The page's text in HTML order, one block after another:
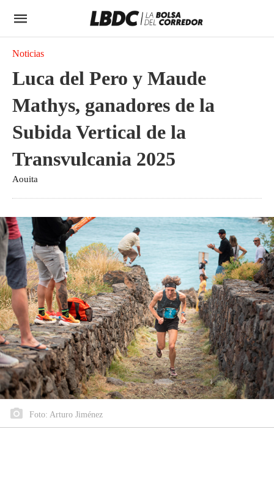
Noticias
Luca del Pero y Maude
Mathys, ganadores de la
Subida Vertical de la
Transvulcania 2025
Aouita
Foto: Arturo Jiménez